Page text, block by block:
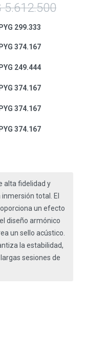
5.612.500
299.333
PYG 374.167
PYG 249.444
PYG 374.167
PYG 374.167
PYG 374.167
alta fidelidad y
total. El
un efecto
diseño armónico
un sello acústico.
la estabilidad,
sesiones de